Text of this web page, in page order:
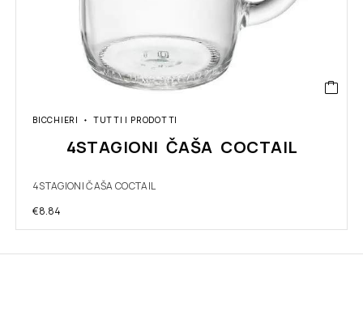
BICCHIERI TUTTI I PRODOTTI
4STAGIONI ČAŠA COCTAIL
4STAGIONI ČAŠA COCTAIL
€8.84